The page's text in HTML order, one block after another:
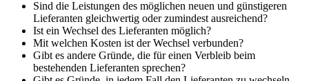
Sind die Leistungen des möglichen neuen und günstigeren
Lieferanten gleichwertig oder zumindest ausreichend?
Ist ein Wechsel des Lieferanten möglich?
Mit welchen Kosten ist der Wechsel verbunden?
Gibt es andere Gründe, die für einen Verbleib beim
bestehenden Lieferanten sprechen?